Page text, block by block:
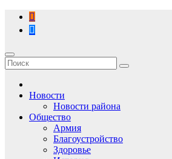
Перейти
содержимому
Новости
Новости района
Общество
Армия
Благоустройство
Здоровье